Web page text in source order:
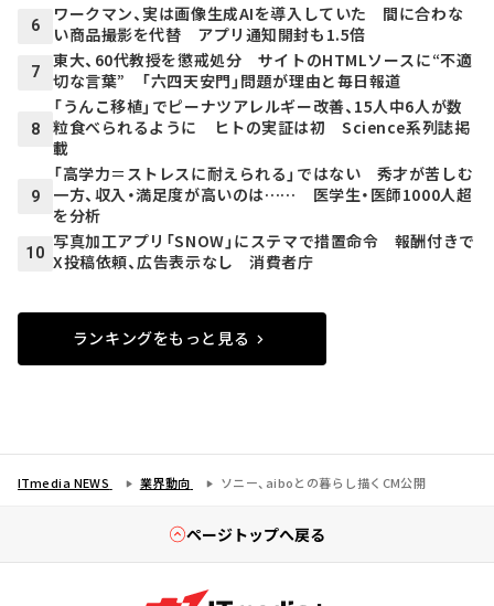
6
ワークマン、実は画像生成AIを導入していた 間に合わな
い商品撮影を代替 アプリ通知開封も1.5倍
7
東大、60代教授を懲戒処分 サイトのHTMLソースに“不適
切な言葉” 「六四天安門」問題が理由と毎日報道
8
「うんこ移植」でピーナツアレルギー改善、15人中6人が数
粒食べられるように ヒトの実証は初 Science系列誌掲
載
9
「高学力＝ストレスに耐えられる」ではない 秀才が苦しむ
一方、収入・満足度が高いのは…… 医学生・医師1000人超
を分析
10
写真加工アプリ「SNOW」にステマで措置命令 報酬付きで
X投稿依頼、広告表示なし 消費者庁
ランキングをもっと見る
ITmedia NEWS 業界動向 ソニー、aiboとの暮らし描くCM公開
ページトップへ戻る